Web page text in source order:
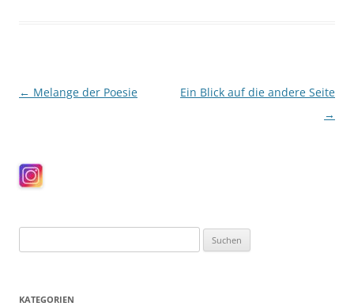
Beitragsnavigation
← Melange der Poesie
Ein Blick auf die andere Seite
→
nach:
KATEGORIEN